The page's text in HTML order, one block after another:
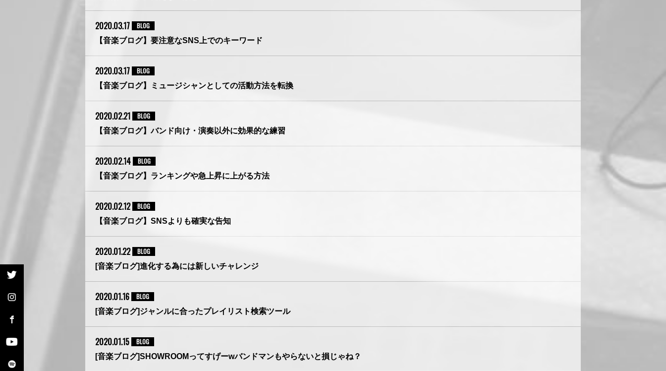
2020.03.17
BLOG
【音楽ブログ】要注意なSNS上でのキーワード
2020.03.17
BLOG
【音楽ブログ】ミュージシャンとしての活動方法を転換
2020.02.21
BLOG
【音楽ブログ】バンド向け・演奏以外に効果的な練習
2020.02.14
BLOG
【音楽ブログ】ランキングや急上昇に上がる方法
2020.02.12
BLOG
【音楽ブログ】SNSよりも確実な告知
2020.01.22
BLOG
[音楽ブログ]進化する為には新しいチャレンジ
2020.01.16
BLOG
[音楽ブログ]ジャンルに合ったプレイリスト検索ツール
2020.01.15
BLOG
[音楽ブログ]SHOWROOMってすげーwバンドマンもやらないと損じゃね？